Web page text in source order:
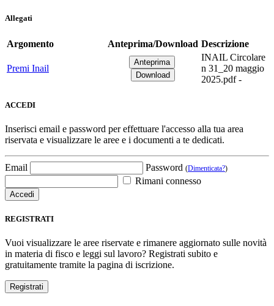
Allegati
Argomento Anteprima/Download Descrizione
Premi Inail
INAIL Circolare
n 31_20 maggio
2025.pdf -
ACCEDI
Inserisci email e password per effettuare l'accesso alla tua area
riservata e visualizzare le aree e i documenti a te dedicati.
Email Password (Dimenticata?)
Rimani connesso
REGISTRATI
Vuoi visualizzare le aree riservate e rimanere aggiornato sulle novità
in materia di fisco e leggi sul lavoro? Registrati subito e
gratuitamente tramite la pagina di iscrizione.